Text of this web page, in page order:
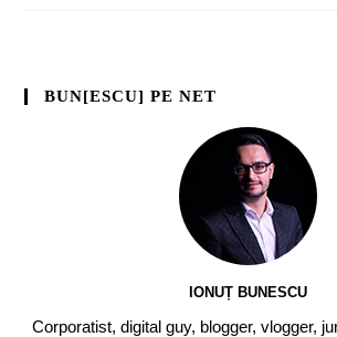
BUN[ESCU] PE NET
IONUȚ BUNESCU
Corporatist, digital guy, blogger, vlogger,